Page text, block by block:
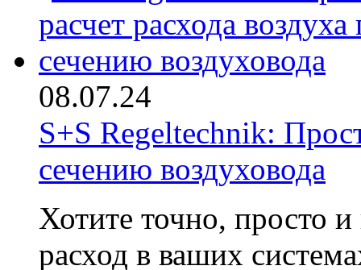
08.07.24
S+S Regeltechnik:
сечению воздуховода
Хотите точно, просто
расход в ваших